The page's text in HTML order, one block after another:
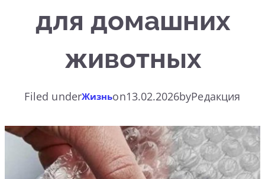
для домашних
животных
Filed underЖизньon13.02.2026byРедакция